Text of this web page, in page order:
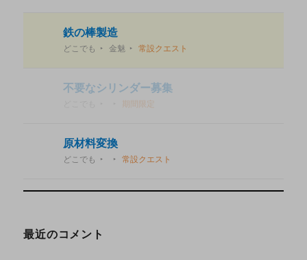
鉄の棒製造
どこでも 金魅 常設クエスト
不要なシリンダー募集
期間限定
原材料変換
どこでも 常設クエスト
最近のコメント